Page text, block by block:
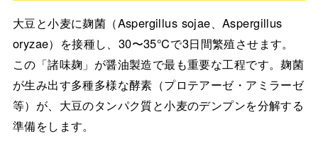
大豆と小麦に麹菌（Aspergillus sojae、Aspergillus
oryzae）を接種し、30〜35℃で3日間繁殖させます。
この「諸味麹」が醤油製造で最も重要な工程です。麹菌
が生み出す多種多様な酵素（プロテアーゼ・アミラーゼ
等）が、大豆のタンパク質と小麦のデンプンを分解する
準備をします。